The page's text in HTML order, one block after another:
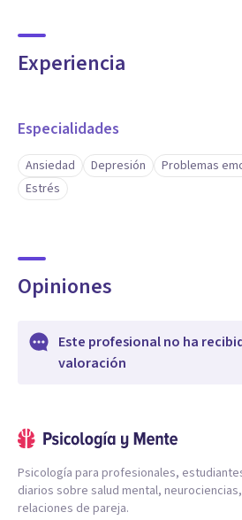
Experiencia
Especialidades
Ansiedad Depresión Problemas
Estrés
Opiniones
Este profesional no ha
valoración
Psicología para profesionales,
diarios sobre salud mental,
relaciones de pareja.